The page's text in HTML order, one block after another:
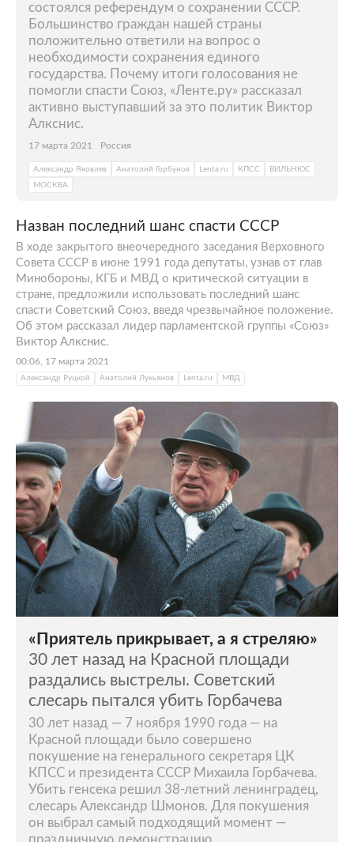
состоялся референдум о сохранении СССР.
Большинство граждан нашей страны
положительно ответили на вопрос о
необходимости сохранения единого
государства. Почему итоги голосования не
помогли спасти Союз, «Ленте.ру» рассказал
активно выступавший за это политик Виктор
Алкснис.
17 марта 2021 Россия
Александр Яковлев Анатолий Горбунов Lenta.ru КПСС
ВИЛЬНЮС
МОСКВА
Назван последний шанс спасти СССР
В ходе закрытого внеочередного заседания Верховного
Совета СССР в июне 1991 года депутаты, узнав от глав
Минобороны, КГБ и МВД о критической ситуации в
стране, предложили использовать последний шанс
спасти Советский Союз, введя чрезвычайное положение.
Об этом рассказал лидер парламентской группы «Союз»
Виктор Алкснис.
00:06, 17 марта 2021
Александр Руцкой Анатолий Лукьянов Lenta.ru МВД
«Приятель прикрывает, а я стреляю»
30 лет назад на Красной площади
раздались выстрелы. Советский
слесарь пытался убить Горбачева
30 лет назад — 7 ноября 1990 года — на
Красной площади было совершено
покушение на генерального секретаря ЦК
КПСС и президента СССР Михаила Горбачева.
Убить генсека решил 38-летний ленинградец,
слесарь Александр Шмонов. Для покушения
он выбрал самый подходящий момент —
праздничную демонстрацию.